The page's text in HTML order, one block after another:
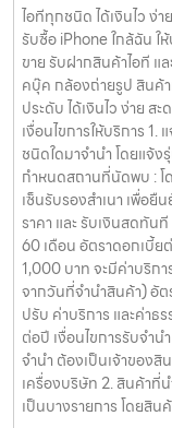
ไอทีทุกชนิด ได้เงินไว ง่า
รับซื้อ iPhone ใกล้ฉัน ใ
ขาย รับฝากสินค้าไอที แ
คบุ๊ค กล้องถ่ายรูป สินค้า
ประดับ ได้เงินไว ง่าย ส
เงื่อนไขการให้บริการ
ชนิดใดมาจำนำ โดยแจ้ง
กำหนดสถานที่นัดพบ : โ
เซ็นรับรองสำเนา เพื่อ
ราคา และ รับเงินสดทัน
60 เดือน อัตราดอกเบี้ย
1,000 บาท จะมีค่าบริก
จากวันที่จำนำสินค้า) อัต
ปรับ ค่าบริการ และค่าธ
ต่อปี เงื่อนไขการรับจำน
จำนำ ต้องเป็นเจ้าของสิ
เครื่องบริษัท 2. สินค้าที่
เป็นบางรายการ โดยสิ